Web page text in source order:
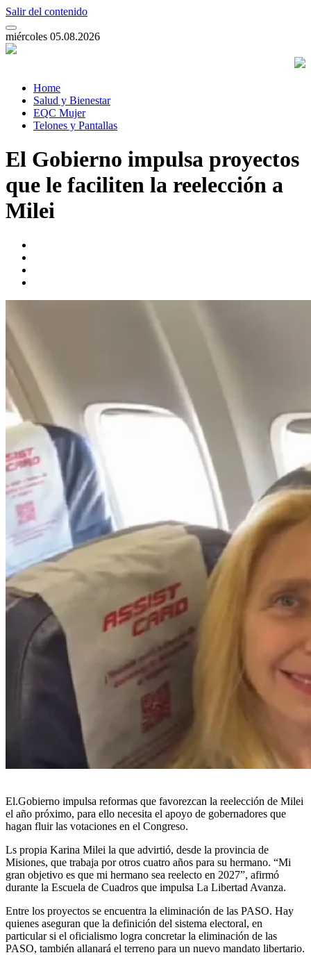
Salir del contenido
miércoles 05.08.2026
Home
Salud y Bienestar
EQC Mujer
Telones y Pantallas
El Gobierno impulsa proyectos
que le faciliten la reelección a
Milei
El.Gobierno impulsa reformas que favorezcan la reelección de Milei
el año próximo, para ello necesita el apoyo de gobernadores que
hagan fluir las votaciones en el Congreso.
Ls propia Karina Milei la que advirtió, desde la provincia de
Misiones, que trabaja por otros cuatro años para su hermano. “Mi
gran objetivo es que mi hermano sea reelecto en 2027”, afirmó
durante la Escuela de Cuadros que impulsa La Libertad Avanza.
Entre los proyectos se encuentra la eliminación de las PASO. Hay
quienes aseguran que la definición del sistema electoral, en
particular si el oficialismo logra concretar la eliminación de las
PASO, también allanará el terreno para un nuevo mandato libertario.